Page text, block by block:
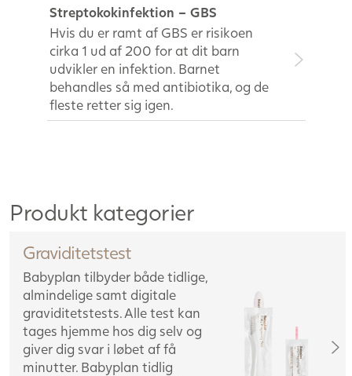
Streptokokinfektion – GBS
Hvis du er ramt af GBS er risikoen
cirka 1 ud af 200 for at dit barn
udvikler en infektion. Barnet
behandles så med antibiotika, og de
fleste retter sig igen.
Produkt kategorier
Graviditetstest
Babyplan tilbyder både tidlige,
almindelige samt digitale
graviditetstests. Alle test kan
tages hjemme hos dig selv og
giver dig svar i løbet af få
minutter. Babyplan tidlig